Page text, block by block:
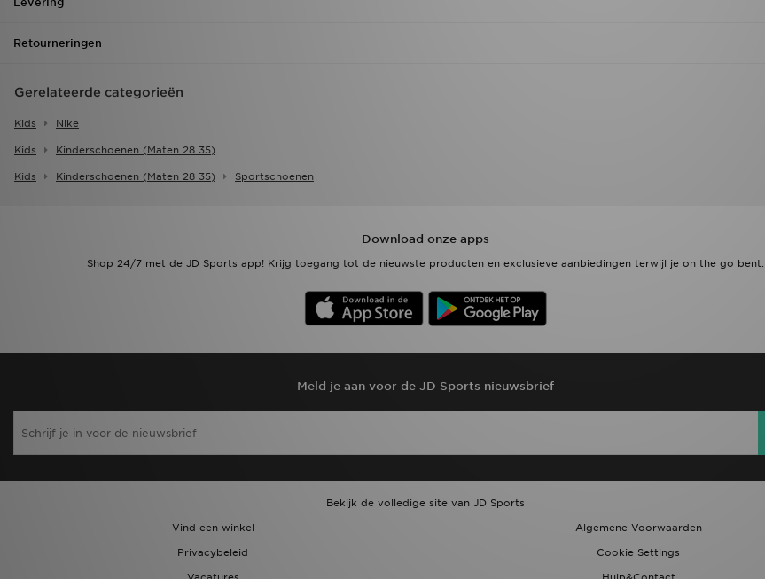
Retourneringen
Gerelateerde categorieën
Kids Nike
Kids Kinderschoenen (maten 28 35)
Kids Kinderschoenen (maten 28 35) Sportschoenen
Download onze apps
Shop 24/7 met de JD Sports app! Krijg toegang tot de nieuwste producten en exclusieve aanbiedingen terwijl je on the go bent.
Meld je aan voor de JD Sports nieuwsbrief
Bekijk de volledige site van JD Sports
Vind een winkel
Algemene Voorwaarden
Privacybeleid
Cookie Settings